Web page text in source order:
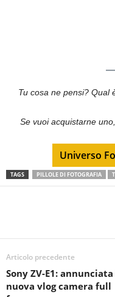
Tu cosa ne pensi? Qual
Se vuoi acquistarne
Universo
TAGS PILLOLE DI FOTOGRAFIA
Articolo precedente
Sony ZV-E1:
nuova vlog camera full